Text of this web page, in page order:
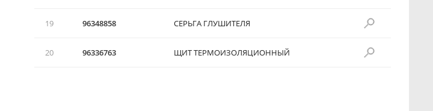
19 96348858 СЕРЬГА ГЛУШИТЕЛЯ
20 96336763 ЩИТ ТЕРМОИЗОЛЯЦИОННЫЙ